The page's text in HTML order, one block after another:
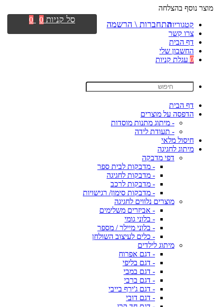
מוצר נוסף בהצלחה
קטגוריות
צרו קשר
דף הבית
החשבון שלי
0 עגלת קניות
דף הבית
הדפסה על מוצרים
- מיתוג מתנות מוסדות
- תעודת לידה
חיסול מלאי
מיתוג לחגיגה
דפי מדבקה
- מדבקות לבית ספר
- מדבקות לחגיגה
- מדבקות לרכב
- מדבקות סימון/ רגישויות
מוצרים נלווים לחגיגה
- אביזרים משלימים
- בלוני גומי
- בלוני מיילר / מספר
- כלים לעיצוב השולחן
מיתוג לילדים
- דגם אפרוח
- דגם בליפי
- דגם במבי
- דגם ברבי
- דגם ג'ירף בייבי
- דגם דובי
התחברות \ הרשמה סל קניות 0
0